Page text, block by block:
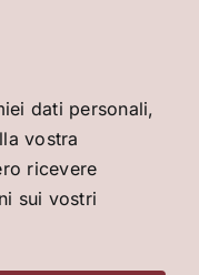
dati personali,
vostra
ricevere
sui vostri